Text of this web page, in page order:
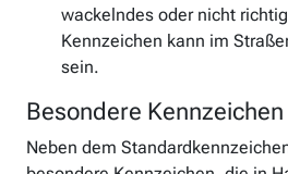
wackelndes oder nicht
Kennzeichen kann im
sein.
Besondere
Neben dem